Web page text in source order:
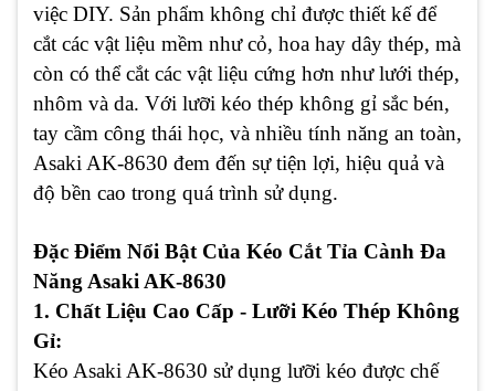
việc DIY. Sản phẩm không chỉ được thiết kế để
cắt các vật liệu mềm như cỏ, hoa hay dây thép, mà
còn có thể cắt các vật liệu cứng hơn như lưới thép,
nhôm và da. Với lưỡi kéo thép không gỉ sắc bén,
tay cầm công thái học, và nhiều tính năng an toàn,
Asaki AK-8630 đem đến sự tiện lợi, hiệu quả và
độ bền cao trong quá trình sử dụng.
Đặc Điểm Nổi Bật Của Kéo Cắt Tỉa Cành Đa
Năng Asaki AK-8630
1. Chất Liệu Cao Cấp - Lưỡi Kéo Thép Không
Gỉ:
Kéo Asaki AK-8630 sử dụng lưỡi kéo được chế